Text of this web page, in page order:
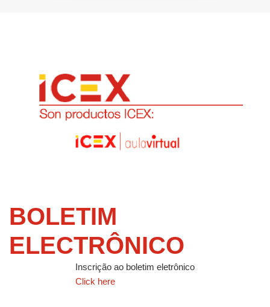
BOLETIM
ELECTRÔNICO
Inscrição ao boletim eletrônico
Click here